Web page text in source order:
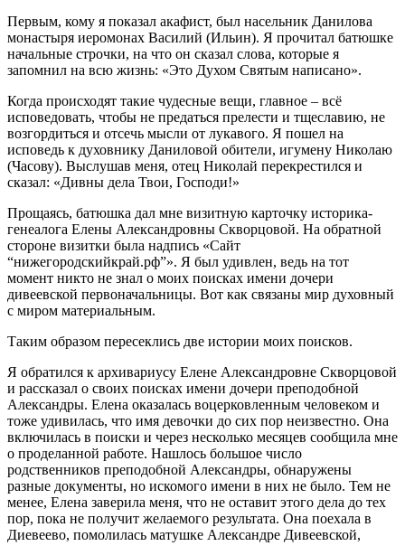
Первым, кому я показал акафист, был насельник Данилова
монастыря иеромонах Василий (Ильин). Я прочитал батюшке
начальные строчки, на что он сказал слова, которые я
запомнил на всю жизнь: «Это Духом Святым написано».
Когда происходят такие чудесные вещи, главное – всё
исповедовать, чтобы не предаться прелести и тщеславию, не
возгордиться и отсечь мысли от лукавого. Я пошел на
исповедь к духовнику Даниловой обители, игумену Николаю
(Часову). Выслушав меня, отец Николай перекрестился и
сказал: «Дивны дела Твои, Господи!»
Прощаясь, батюшка дал мне визитную карточку историка-
генеалога Елены Александровны Скворцовой. На обратной
стороне визитки была надпись «Сайт
“нижегородскийкрай.рф”». Я был удивлен, ведь на тот
момент никто не знал о моих поисках имени дочери
дивеевской первоначальницы. Вот как связаны мир духовный
с миром материальным.
Таким образом пересеклись две истории моих поисков.
Я обратился к архивариусу Елене Александровне Скворцовой
и рассказал о своих поисках имени дочери преподобной
Александры. Елена оказалась воцерковленным человеком и
тоже удивилась, что имя девочки до сих пор неизвестно. Она
включилась в поиски и через несколько месяцев сообщила мне
о проделанной работе. Нашлось большое число
родственников преподобной Александры, обнаружены
разные документы, но искомого имени в них не было. Тем не
менее, Елена заверила меня, что не оставит этого дела до тех
пор, пока не получит желаемого результата. Она поехала в
Диевеево, помолилась матушке Александре Дивеевской,